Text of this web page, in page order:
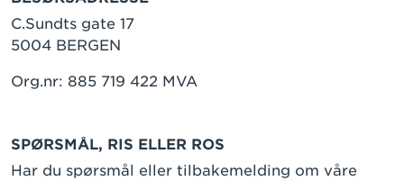
C.Sundts gate 17
5004 BERGEN
Org.nr: 885 719 422 MVA
SPØRSMÅL, RIS ELLER ROS
Har du spørsmål eller tilbakemelding om våre